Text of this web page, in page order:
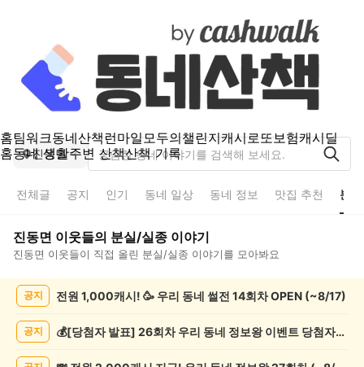
홈팀워크동네산책런마일모두의챌린지캐시로또보험캐시딜
홈동네 생활주변 산책산책 기록
진동면
전체글 공지 인기 동네 일상 동네 정보 맛집 추천 분
진동면 이웃들의 분실/실종 이야기
진동면 이웃들이 직접 올린 분실/실종 이야기를 모아봐요
공지 전원 1,000캐시! 🥳 우리 동네 썰전 14회차 OPEN (~8/17)
공지 💰[당첨자 발표] 26회차 우리 동네 정보왕 이벤트 당첨자를 발표합니다!